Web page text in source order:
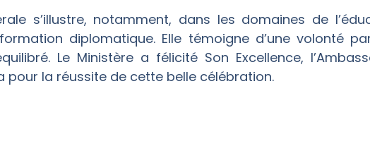
s’illustre, notamment, dans les domaines de
diplomatique. Elle témoigne d’une volonté
Le Ministère a félicité Son Excellence,
pour la réussite de cette belle célébration.